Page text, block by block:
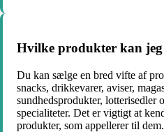
Hvilke produkter kan
Du kan sælge en bred vifte af
snacks, drikkevarer, aviser,
sundhedsprodukter, lotterisedler
specialiteter. Det er vigtigt at
produkter, som appellerer til dem.